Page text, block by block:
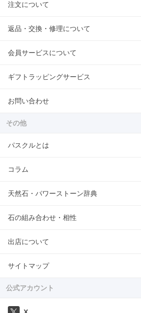
注文について
返品・交換・修理について
会員サービスについて
ギフトラッピングサービス
お問い合わせ
その他
パスクルとは
コラム
天然石・パワーストーン辞典
石の組み合わせ・相性
出店について
サイトマップ
公式アカウント